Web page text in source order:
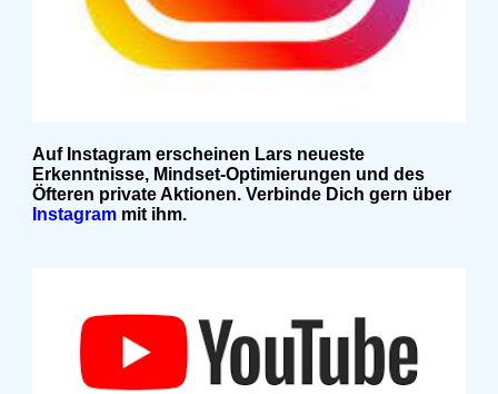
Auf Instagram erscheinen Lars neueste
Erkenntnisse, Mindset-Optimierungen und des
Öfteren private Aktionen. Verbinde Dich gern über
Instagram mit ihm.